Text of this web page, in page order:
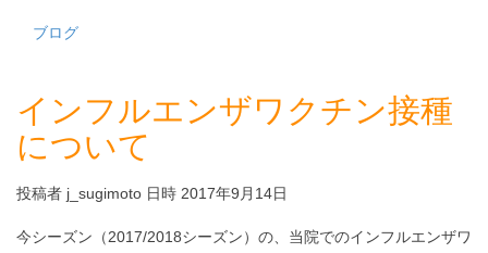
ブログ
インフルエンザワクチン接種
について
投稿者 j_sugimoto 日時 2017年9月14日
今シーズン（2017/2018シーズン）の、当院でのインフルエンザワ